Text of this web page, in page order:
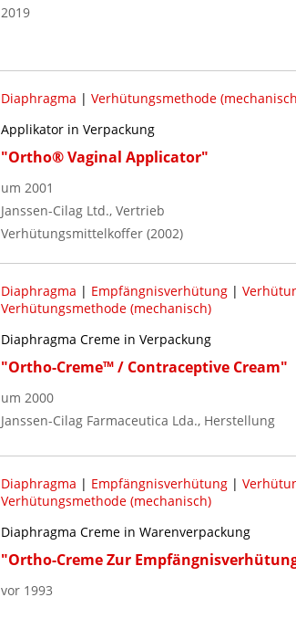
2019
Diaphragma | Verhütungsmethode
Applikator in Verpackung
"Ortho® Vaginal Applicator"
um 2001
Janssen-Cilag Ltd., Vertrieb
Verhütungsmittelkoffer (2002)
Diaphragma | Empfängnisverhütung|
Verhütungsmethode (mechanisch)
Diaphragma Creme in Verpackung
"Ortho-Creme™ / Contraceptive Cream"
um 2000
Janssen-Cilag Farmaceutica Lda., Herstellung
Diaphragma | Empfängnisverhütung|
Verhütungsmethode (mechanisch)
Diaphragma Creme in Warenverpackung
"Ortho-Creme Zur
vor 1993